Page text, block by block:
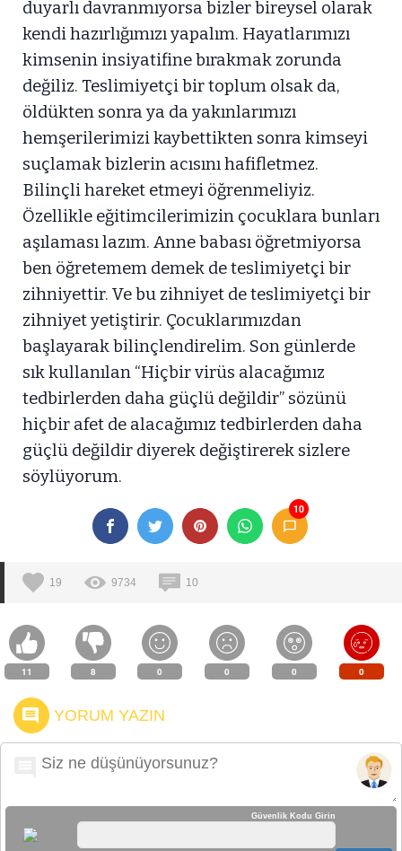
duyarlı davranmıyorsa bizler bireysel olarak
kendi hazırlığımızı yapalım. Hayatlarımızı
kimsenin insiyatifine bırakmak zorunda
değiliz. Teslimiyetçi bir toplum olsak da,
öldükten sonra ya da yakınlarımızı
hemşerilerimizi kaybettikten sonra kimseyi
suçlamak bizlerin acısını hafifletmez.
Bilinçli hareket etmeyi öğrenmeliyiz.
Özellikle eğitimcilerimizin çocuklara bunları
aşılaması lazım. Anne babası öğretmiyorsa
ben öğretemem demek de teslimiyetçi bir
zihniyettir. Ve bu zihniyet de teslimiyetçi bir
zihniyet yetiştirir. Çocuklarımızdan
başlayarak bilinçlendirelim. Son günlerde
sık kullanılan “Hiçbir virüs alacağımız
tedbirlerden daha güçlü değildir” sözünü
hiçbir afet de alacağımız tedbirlerden daha
güçlü değildir diyerek değiştirerek sizlere
söylüyorum.
10
19 9734 10
11 8 0 0 0 0
YORUM YAZIN
Güvenlik Kodu Girin